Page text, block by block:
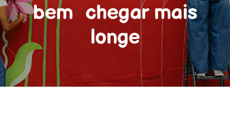
bem chegar mais
longe